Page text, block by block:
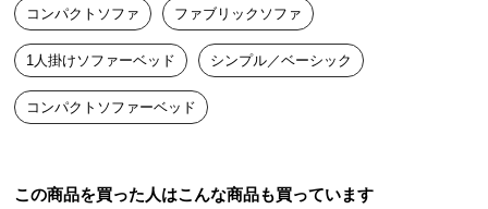
つ
い
て
開
置
コンパクトソファ ファブリックソファ
1人掛けソファーベッド シンプル／ベーシック
コンパクトソファーベッド
この商品を買った人はこんな商品も買っています